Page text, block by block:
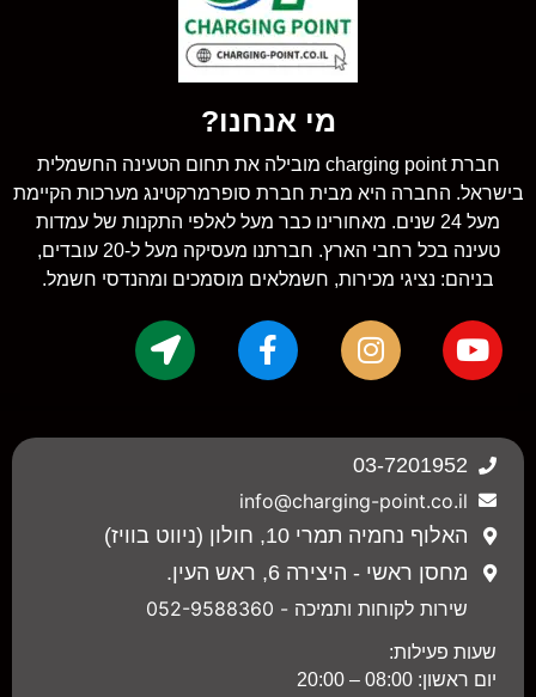
מי אנחנו?
חברת charging point מובילה את תחום הטעינה החשמלית
בישראל. החברה היא מבית חברת סופרמרקטינג מערכות הקיימת
מעל 24 שנים. מאחורינו כבר מעל לאלפי התקנות של עמדות
טעינה בכל רחבי הארץ. חברתנו מעסיקה מעל ל-20 עובדים,
בניהם: נציגי מכירות, חשמלאים מוסמכים ומהנדסי חשמל.
03-7201952
info@charging-point.co.il
האלוף נחמיה תמרי 10, חולון (ניווט בוויז)
מחסן ראשי - היצירה 6, ראש העין.
שירות לקוחות ותמיכה - 052-9588360
שעות פעילות:
יום ראשון: 08:00 – 20:00